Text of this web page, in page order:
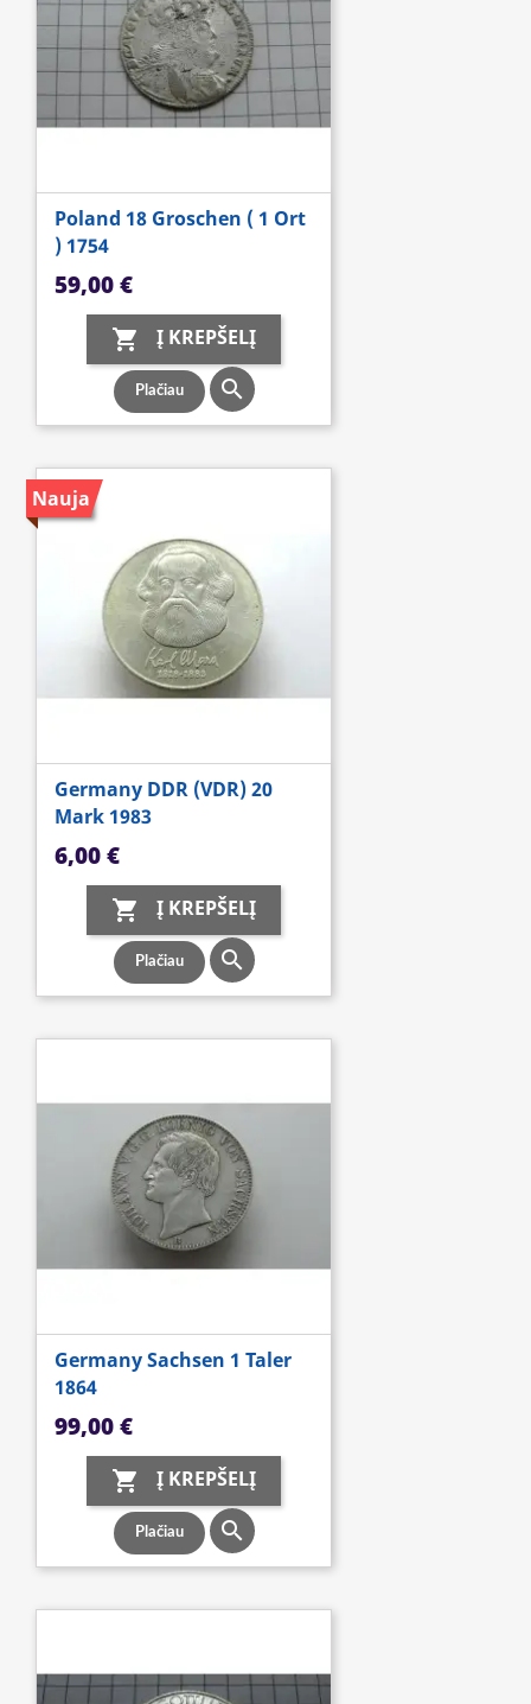
Poland 18 Groschen ( 1 Ort
) 1754
Kaina
59,00 €
 Į KREPŠELĮ
Plačiau 
Germany DDR (VDR) 20
Mark 1983
Kaina
6,00 €
 Į KREPŠELĮ
Plačiau 
Nauja
Germany Sachsen 1 Taler
1864
Kaina
99,00 €
 Į KREPŠELĮ
Plačiau 